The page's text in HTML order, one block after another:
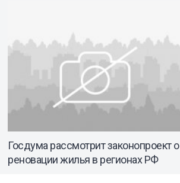
Госдума рассмотрит законопроект о
реновации жилья в регионах РФ